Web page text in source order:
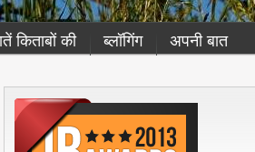
किताबों की ब्लॉगिंग अपनी बात